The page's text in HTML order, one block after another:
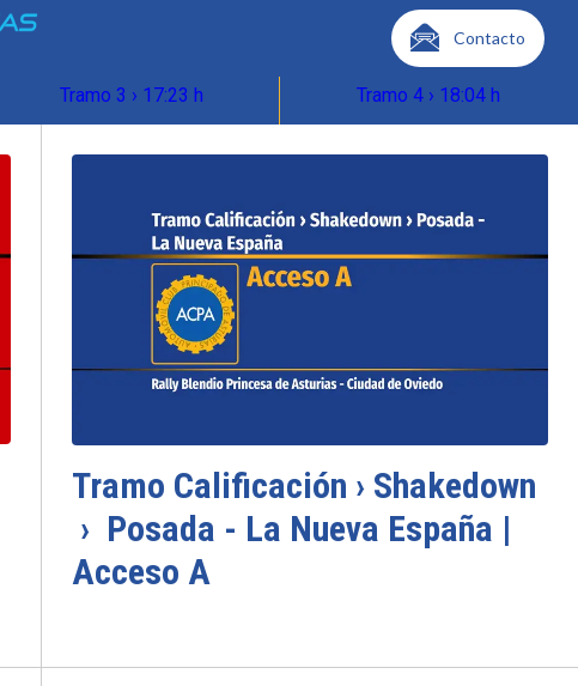
Contacto
Tramo 3 › 17:23 h Tramo 4 › 18:04 h
Tramo Calificación › Shakedown
› Posada - La Nueva España |
Acceso A